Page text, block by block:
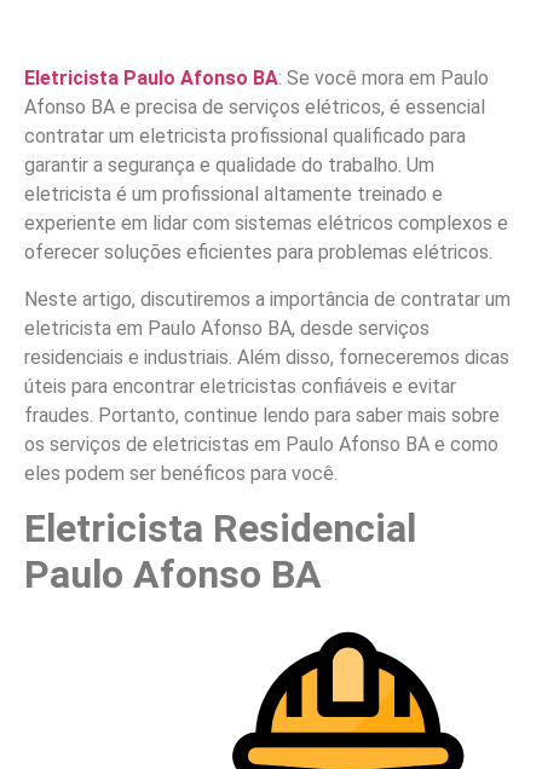
Eletricista Paulo Afonso BA: Se você mora em Paulo
Afonso BA e precisa de serviços elétricos, é essencial
contratar um eletricista profissional qualificado para
garantir a segurança e qualidade do trabalho. Um
eletricista é um profissional altamente treinado e
experiente em lidar com sistemas elétricos complexos e
oferecer soluções eficientes para problemas elétricos.
Neste artigo, discutiremos a importância de contratar um
eletricista em Paulo Afonso BA, desde serviços
residenciais e industriais. Além disso, forneceremos dicas
úteis para encontrar eletricistas confiáveis e evitar
fraudes. Portanto, continue lendo para saber mais sobre
os serviços de eletricistas em Paulo Afonso BA e como
eles podem ser benéficos para você.
Eletricista Residencial
Paulo Afonso BA